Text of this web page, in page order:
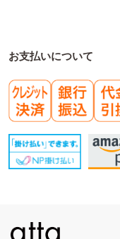
お支払いについて